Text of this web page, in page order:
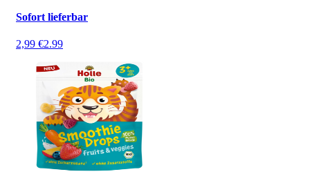
Sofort lieferbar
2,99 €2.99